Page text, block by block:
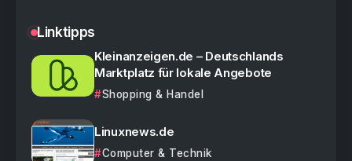
Linktipps
Kleinanzeigen.de – Deutschlands
Marktplatz für lokale Angebote
Shopping & Handel
Linuxnews.de
Computer & Technik